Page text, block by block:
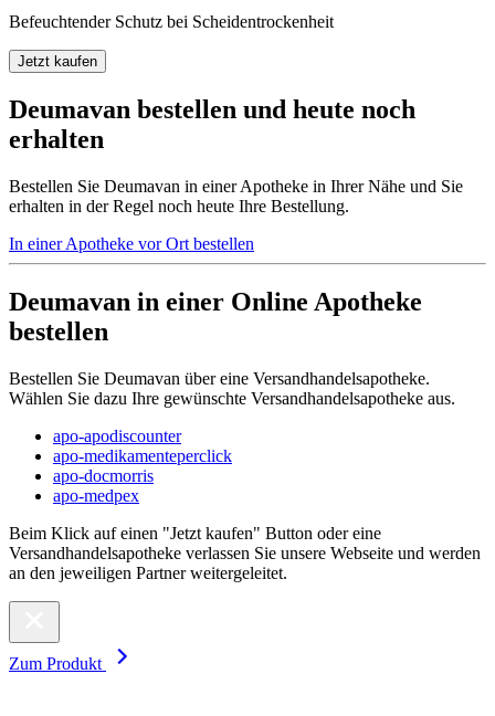
Befeuchtender Schutz bei Scheidentrockenheit
Jetzt kaufen
Deumavan bestellen und heute noch
erhalten
Bestellen Sie Deumavan in einer Apotheke in Ihrer Nähe und Sie
erhalten in der Regel noch heute Ihre Bestellung.
In einer Apotheke vor Ort bestellen
Deumavan in einer Online Apotheke
bestellen
Bestellen Sie Deumavan über eine Versandhandelsapotheke.
Wählen Sie dazu Ihre gewünschte Versandhandelsapotheke aus.
apo-apodiscounter
apo-medikamenteperclick
apo-docmorris
apo-medpex
Beim Klick auf einen "Jetzt kaufen" Button oder eine
Versandhandelsapotheke verlassen Sie unsere Webseite und werden
an den jeweiligen Partner weitergeleitet.
Zum Produkt